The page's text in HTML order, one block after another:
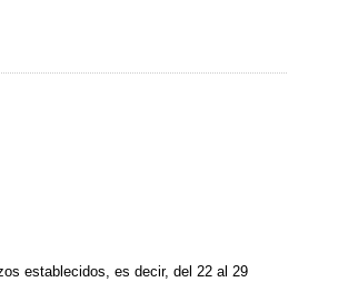
establecidos, es decir, del 22 al 29